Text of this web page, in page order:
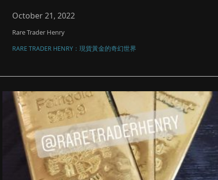
October 21, 2022
Rare Trader Henry
RARE TRADER HENRY：現貨黃金的奇幻世界